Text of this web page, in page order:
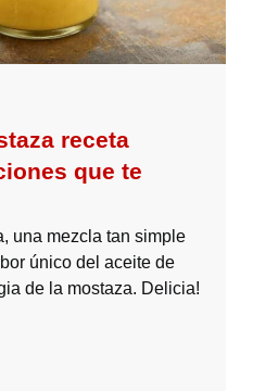
receta
que te
una mezcla tan simple
único del aceite de
de la mostaza. Delicia!